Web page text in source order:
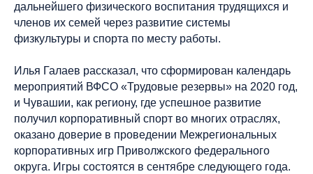
дальнейшего физического воспитания трудящихся и
членов их семей через развитие системы
физкультуры и спорта по месту работы.
Илья Галаев рассказал, что сформирован календарь
мероприятий ВФСО «Трудовые резервы» на 2020 год,
и Чувашии, как региону, где успешное развитие
получил корпоративный спорт во многих отраслях,
оказано доверие в проведении Межрегиональных
корпоративных игр Приволжского федерального
округа. Игры состоятся в сентябре следующего года.